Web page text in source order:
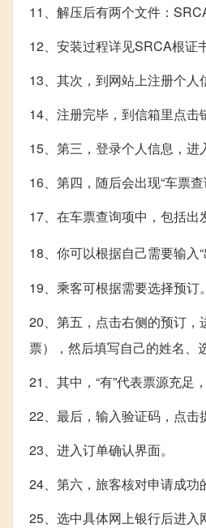
11、解压后有两个文件：
12、安装过程详见SRCA根证
13、其次，到网站上注册个人
14、注册完毕，到信箱里点击
15、第三，登录个人信息，进
16、第四，随后会出现“车票查
17、在车票查询项中，包括出
18、你可以根据自己需要输入
19、乘客可根据需要选择预订。
20、第五，点击右侧的预订
票），然后填写自己的姓名、
21、其中，“有”代表票源充足
22、最后，输入验证码，点击
23、进入订单确认界面。
24、第六，旅客核对申请成功
25、选中具体网上银行后进入